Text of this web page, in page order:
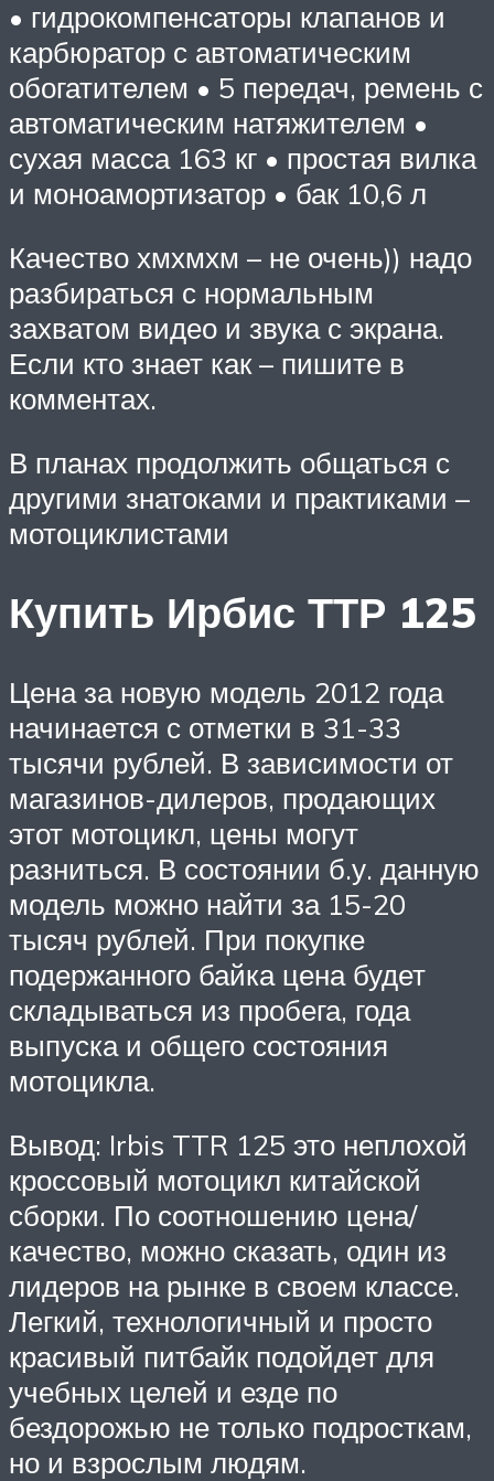
• гидрокомпенсаторы клапанов и
карбюратор с автоматическим
обогатителем • 5 передач, ремень с
автоматическим натяжителем •
сухая масса 163 кг • простая вилка
и моноамортизатор • бак 10,6 л
Качество хмхмхм – не очень)) надо
разбираться с нормальным
захватом видео и звука с экрана.
Если кто знает как – пишите в
комментах.
В планах продолжить общаться с
другими знатоками и практиками –
мотоциклистами
Купить Ирбис ТТР 125
Цена за новую модель 2012 года
начинается с отметки в 31-33
тысячи рублей. В зависимости от
магазинов-дилеров, продающих
этот мотоцикл, цены могут
разниться. В состоянии б.у. данную
модель можно найти за 15-20
тысяч рублей. При покупке
подержанного байка цена будет
складываться из пробега, года
выпуска и общего состояния
мотоцикла.
Вывод: Irbis TTR 125 это неплохой
кроссовый мотоцикл китайской
сборки. По соотношению цена/
качество, можно сказать, один из
лидеров на рынке в своем классе.
Легкий, технологичный и просто
красивый питбайк подойдет для
учебных целей и езде по
бездорожью не только подросткам,
но и взрослым людям.